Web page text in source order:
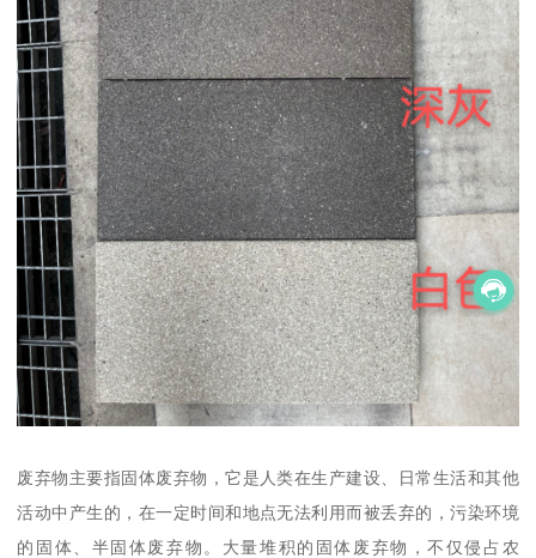
废弃物主要指固体废弃物，它是人类在生产建设、日常生活和其他
活动中产生的，在一定时间和地点无法利用而被丢弃的，污染环境
的固体、半固体废弃物。大量堆积的固体废弃物，不仅侵占农